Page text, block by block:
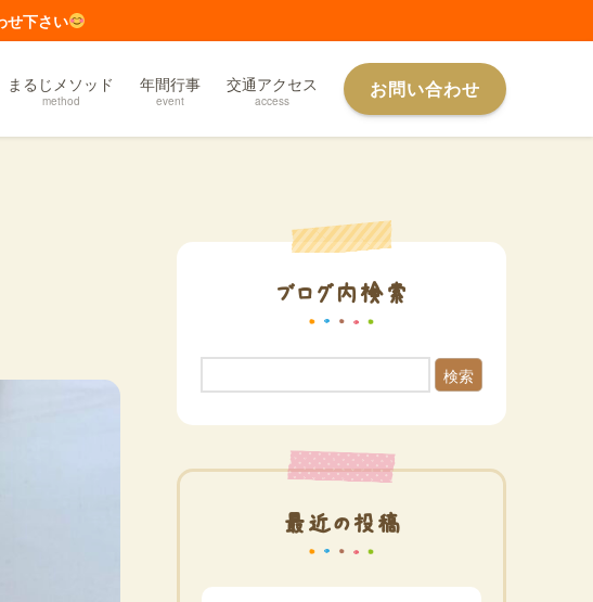
せ下さい
まるじメソッド
method
年間行事
event
交通アクセス
access お問い合わせ
ブログ内検索
検索
最近の投稿